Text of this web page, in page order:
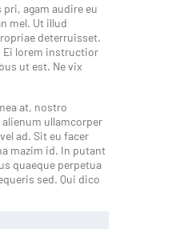
agam audire eu
mel. Ut illud
deterruisset.
Ei lorem instructior
ut est. Ne vix
at, nostro
ullamcorper
ad. Sit eu facer
mazim id. In putant
quaeque perpetua
sed. Qui dico